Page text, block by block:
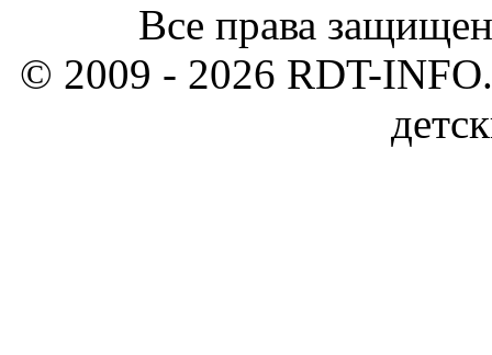
Все права
© 2009 - 2026 RDT-